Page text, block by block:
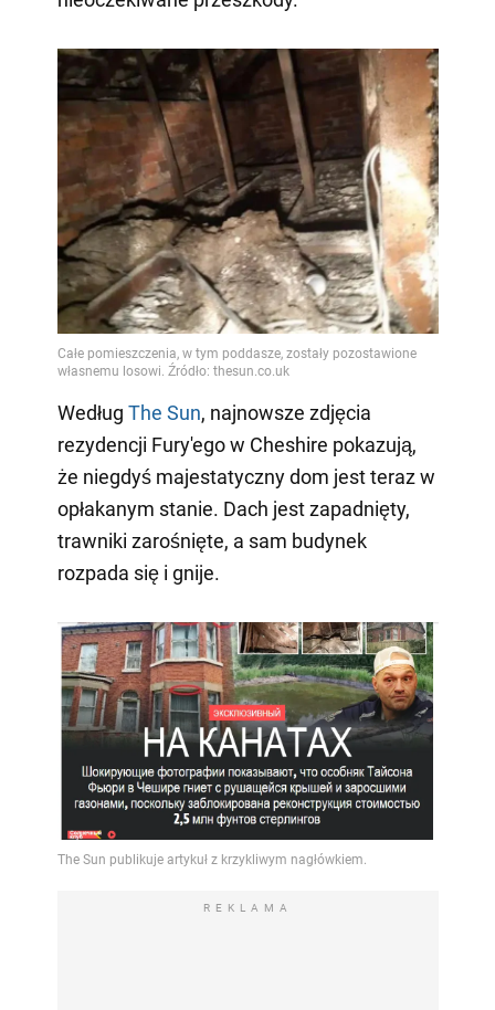
Według The Sun, najnowsze zdjęcia
rezydencji Fury'ego w Cheshire pokazują,
że niegdyś majestatyczny dom jest teraz w
opłakanym stanie. Dach jest zapadnięty,
trawniki zarośnięte, a sam budynek
rozpada się i gnije.
REKLAMA